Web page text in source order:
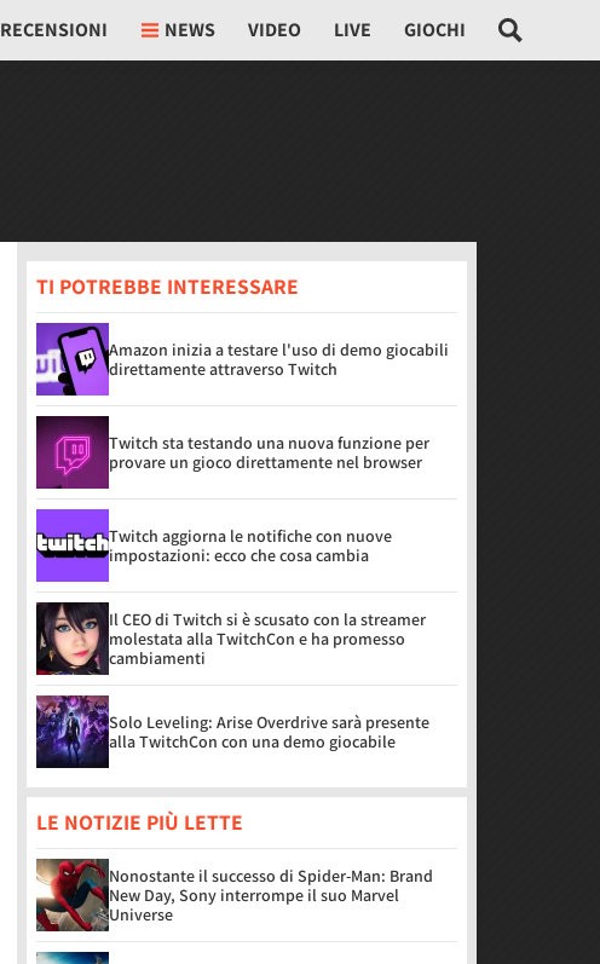
RECENSIONI NEWS VIDEO LIVE GIOCHI
TI POTREBBE INTERESSARE
Amazon inizia a testare l'uso di demo giocabili
direttamente attraverso Twitch
Twitch sta testando una nuova funzione per
provare un gioco direttamente nel browser
Twitch aggiorna le notifiche con nuove
impostazioni: ecco che cosa cambia
Il CEO di Twitch si è scusato con la streamer
molestata alla TwitchCon e ha promesso
cambiamenti
Solo Leveling: Arise Overdrive sarà presente
alla TwitchCon con una demo giocabile
LE NOTIZIE PIÙ LETTE
Nonostante il successo di Spider-Man: Brand
New Day, Sony interrompe il suo Marvel
Universe